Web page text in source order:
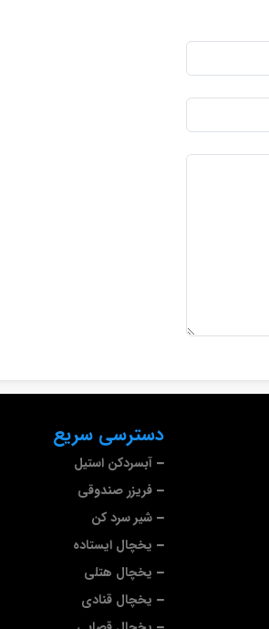
دسترسی سریع
آبسردکن استیل
فریزر صندوقی
شیر سرد کن
یخچال ایستاده
یخچال هتلی
یخچال قنادی